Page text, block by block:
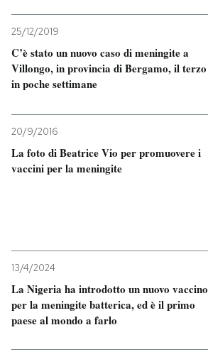
25/12/2019
C’è stato un nuovo caso di meningite a
Villongo, in provincia di Bergamo, il terzo
in poche settimane
20/9/2016
La foto di Beatrice Vio per promuovere i
vaccini per la meningite
13/4/2024
La Nigeria ha introdotto un nuovo vaccino
per la meningite batterica, ed è il primo
paese al mondo a farlo